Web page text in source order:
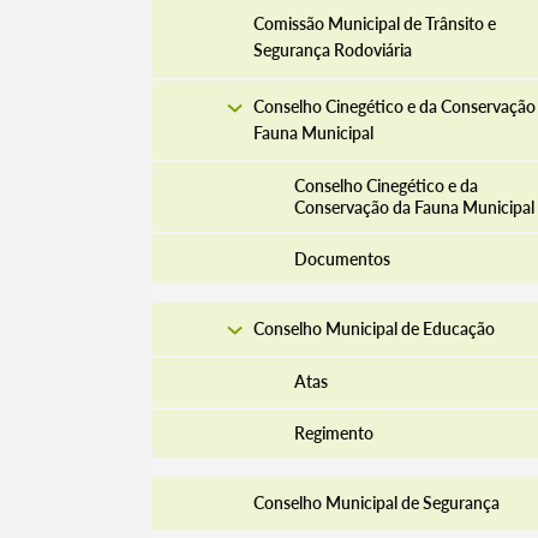
Comissão Municipal de Trânsito e
Segurança Rodoviária
Conselho Cinegético e da
Fauna Municipal
Conselho Cinegético e da
Conservação da Fauna Municipal
Documentos
Conselho Municipal de Educação
Atas
Regimento
Conselho Municipal de Segurança